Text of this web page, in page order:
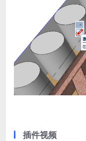
插件视频